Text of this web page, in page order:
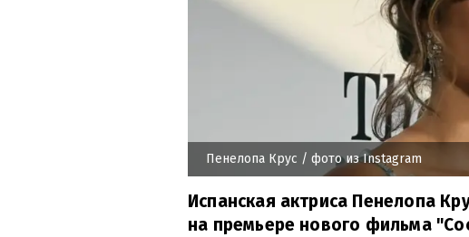
Пенелопа Крус / фото из Instagram
Испанская актриса Пенелопа
на премьере нового фильма